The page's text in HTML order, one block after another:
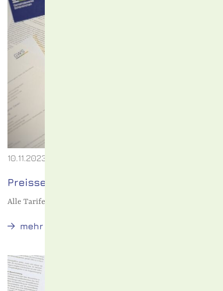
10.11.2023
Preissenkung ab 01. Januar 2024
Alle Tarife werden zum 01.Januar 2024 gesenkt.
mehrPreissenkung
Januar